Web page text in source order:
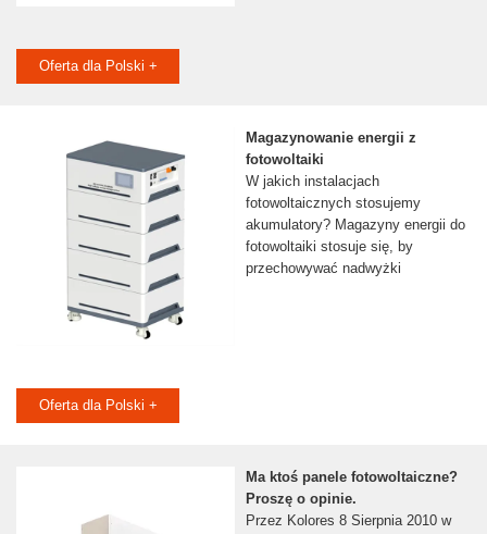
Oferta dla Polski +
Magazynowanie energii z
fotowoltaiki
W jakich instalacjach
fotowoltaicznych stosujemy
akumulatory? Magazyny energii do
fotowoltaiki stosuje się, by
przechowywać nadwyżki
Oferta dla Polski +
Ma ktoś panele fotowoltaiczne?
Proszę o opinie.
Przez Kolores 8 Sierpnia 2010 w